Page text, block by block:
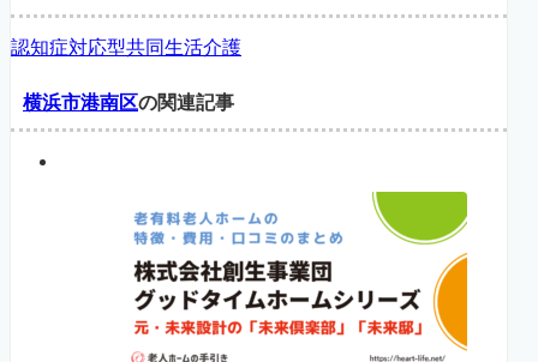
認知症対応型共同生活介護
横浜市港南区の関連記事